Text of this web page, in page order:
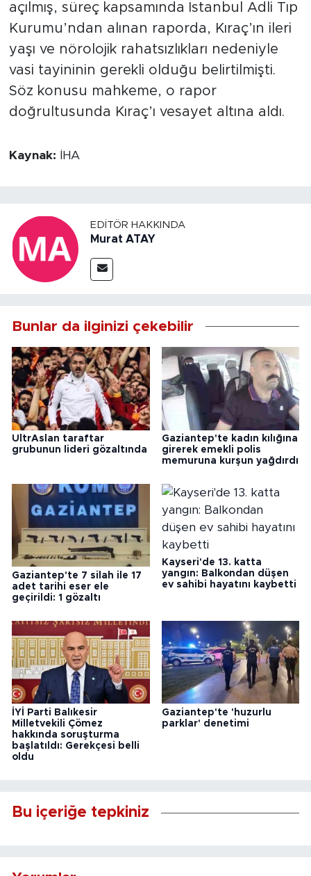
açılmış, süreç kapsamında İstanbul Adli Tıp
Kurumu’ndan alınan raporda, Kıraç’ın ileri
yaşı ve nörolojik rahatsızlıkları nedeniyle
vasi tayininin gerekli olduğu belirtilmişti.
Söz konusu mahkeme, o rapor
doğrultusunda Kıraç’ı vesayet altına aldı.
Kaynak: İHA
EDITÖR HAKKINDA
Murat ATAY
Bunlar da ilginizi çekebilir
UltrAslan taraftar
grubunun lideri gözaltında
Gaziantep'te kadın kılığına
girerek emekli polis
memuruna kurşun yağdırdı
Gaziantep'te 7 silah ile 17
adet tarihi eser ele
geçirildi: 1 gözaltı
Kayseri'de 13. katta
yangın: Balkondan düşen
ev sahibi hayatını kaybetti
İYİ Parti Balıkesir
Milletvekili Çömez
hakkında soruşturma
başlatıldı: Gerekçesi belli
oldu
Gaziantep'te 'huzurlu
parklar' denetimi
Bu içeriğe tepkiniz